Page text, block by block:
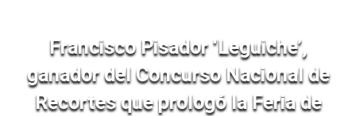
Francisco Pisador ‘Leguiche’,
ganador del Concurso Nacional de
Recortes que prologó la Feria de